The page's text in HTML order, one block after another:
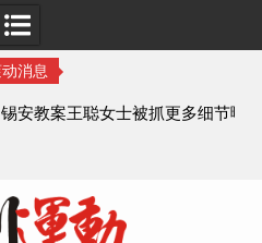
消息
抓更多细节曝光 之一